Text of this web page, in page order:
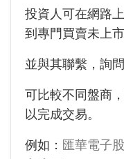
投資人可在網路
到專門買賣未上
並與其聯繫，詢
可比較不同盤商
以完成交易。
例如： 匯華電子